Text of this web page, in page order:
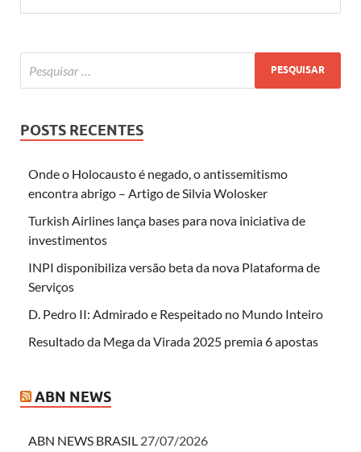
POSTS RECENTES
Onde o Holocausto é negado, o antissemitismo
encontra abrigo – Artigo de Silvia Wolosker
Turkish Airlines lança bases para nova iniciativa de
investimentos
INPI disponibiliza versão beta da nova Plataforma de
Serviços
D. Pedro II: Admirado e Respeitado no Mundo Inteiro
Resultado da Mega da Virada 2025 premia 6 apostas
ABN NEWS
ABN NEWS BRASIL 27/07/2026